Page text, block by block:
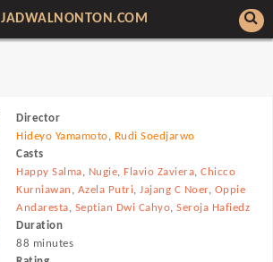
JADWALNONTON.COM
Director
Hideyo Yamamoto, Rudi Soedjarwo
Casts
Happy Salma, Nugie, Flavio Zaviera,Chicco
Kurniawan , Azela Putri,Jajang C Noer, Oppie
Andaresta, Septian Dwi Cahyo,Seroja Hafiedz
Duration
88 minutes